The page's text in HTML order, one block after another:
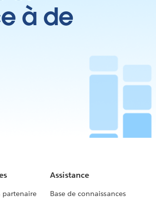
à de
partenaire
Assistance
Base de connaissances